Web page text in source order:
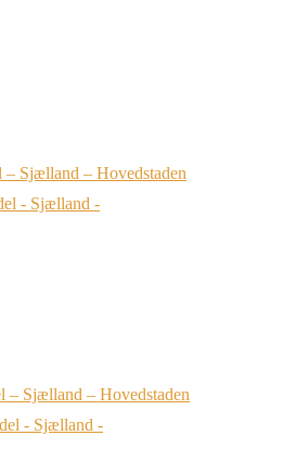
Sjælland – Hovedstaden
– Sjælland – Hovedstaden